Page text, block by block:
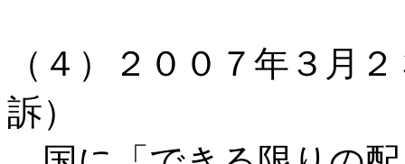
（４）２００７年３月
訴）